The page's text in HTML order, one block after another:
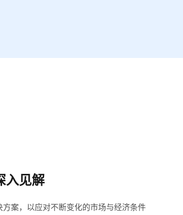
入见解
案，以应对不断变化的市场与经济条件